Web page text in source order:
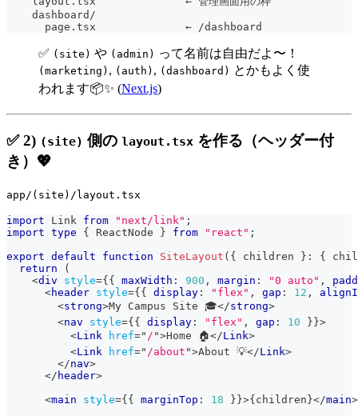
    dashboard/
      page.tsx              ← /dashboard
✅ (site) や (admin) って名前は自由だよ〜！
(marketing) , (auth) , (dashboard) とかもよく使
われます📦✨ (Next.js)
✅ 2) (site) 側の layout.tsx を作る（ヘッダー付
き）💖
app/(site)/layout.tsx
import Link from "next/link" ;
import type { ReactNode } from "react" ;
export default function SiteLayout ( { children } : {
return
(
<div style={{ maxWidth : 900 , margin : "0 auto" ,
<header style={{ display : "flex" , gap : 12 ,
<strong>My Campus Site 🎓</strong>
<nav style={{ display : "flex" , gap : 10 }}>
<Link href=" / ">Home 🏠</Link>
<Link href=" /about ">About 💡</Link>
</nav>
</ header>
<main style={{ marginTop : 18 }}>{children}</main>